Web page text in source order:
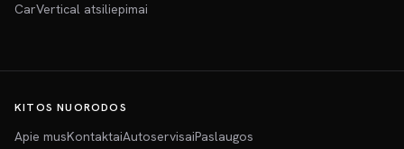
CarVertical atsiliepimai
KITOS NUORODOS
Apie musKontaktaiAutoservisaiPaslaugos